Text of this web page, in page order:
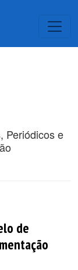
Periódicos e
de